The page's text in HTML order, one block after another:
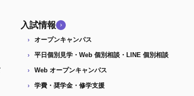
入試情報
オープンキャンパス
平日個別見学・Web 個別相談・LINE 個別相談
Web オープンキャンパス
学費・奨学金・修学支援